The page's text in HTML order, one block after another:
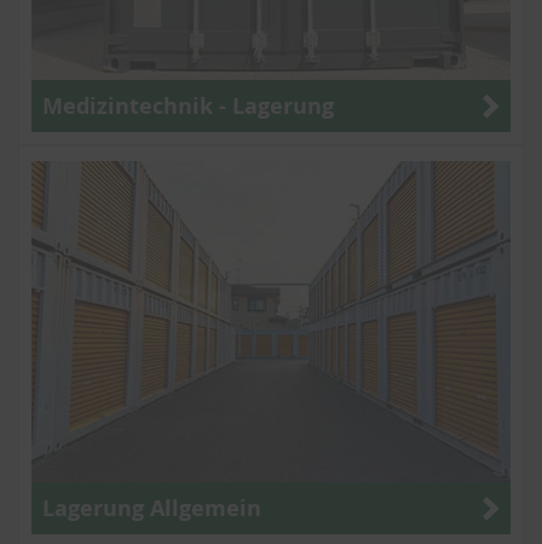
Medizintechnik - Lagerung
Lagerung Allgemein